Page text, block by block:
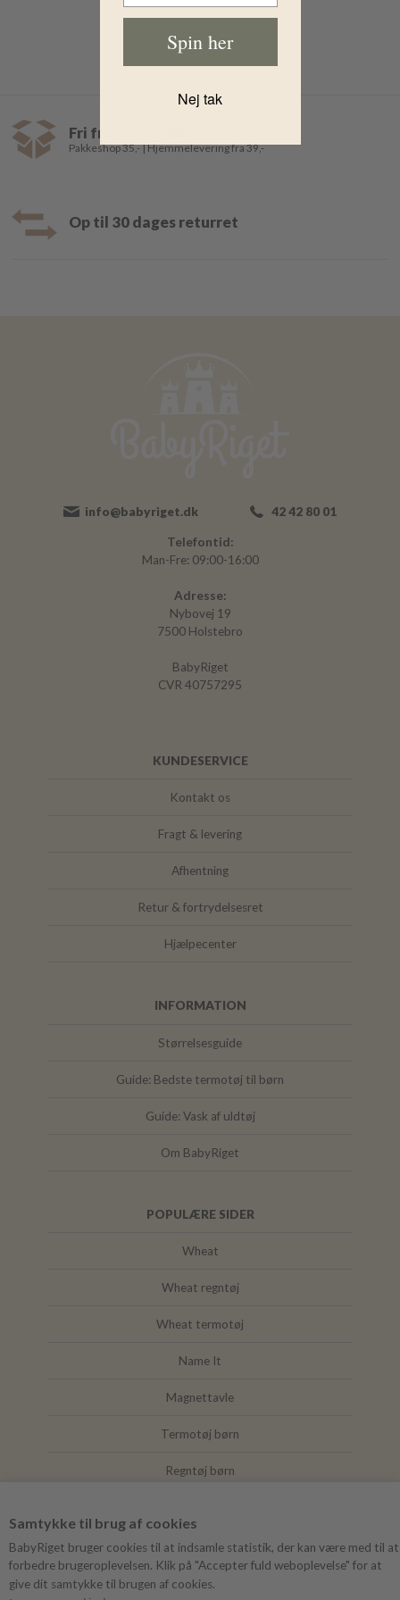
Samtykke til brug af cookies
BabyRiget bruger cookies til at indsamle statistik, der kan være med til at
forbedre brugeroplevelsen. Klik på "Accepter fuld weboplevelse" for at
give dit samtykke til brugen af cookies.
Fri fragt over 499,-
Pakkeshop 35,- | Hjemmelevering fra 39,-
Op til 30 dages returret
info@babyriget.dk 42 42 80 01
Telefontid:
Man-Fre: 09:00-16:00
Adresse:
Nybovej 19
7500 Holstebro
BabyRiget
CVR 40757295
KUNDESERVICE
Kontakt os
Fragt & levering
Afhentning
Retur & fortrydelsesret
Hjælpecenter
INFORMATION
Størrelsesguide
Guide: Bedste termotøj til børn
Guide: Vask af uldtøj
Om BabyRiget
POPULÆRE SIDER
Wheat
Wheat regntøj
Wheat termotøj
Name It
Magnettavle
Termotøj børn
Regntøj børn
Mushie
Spin her
Nej tak